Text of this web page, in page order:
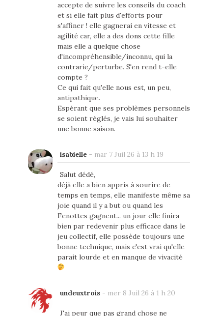
accepte de suivre les conseils du coach
et si elle fait plus d'efforts pour
s'affiner ! elle gagnerai en vitesse et
agilité car, elle a des dons cette fille
mais elle a quelque chose
d'incompréhensible/inconnu, qui la
contrarie/perturbe. S'en rend t-elle
compte ?
Ce qui fait qu'elle nous est, un peu,
antipathique.
Espérant que ses problèmes personnels
se soient réglés, je vais lui souhaiter
une bonne saison.
isabielle- mar 7 Juil 26 à 13 h 19
Salut dédé,
déjà elle a bien appris à sourire de
temps en temps, elle manifeste même sa
joie quand il y a but ou quand les
Fenottes gagnent... un jour elle finira
bien par redevenir plus efficace dans le
jeu collectif, elle possède toujours une
bonne technique, mais c'est vrai qu'elle
parait lourde et en manque de vivacité
undeuxtrois- mer 8 Juil 26 à 1 h 20
J'ai peur que pas grand chose ne